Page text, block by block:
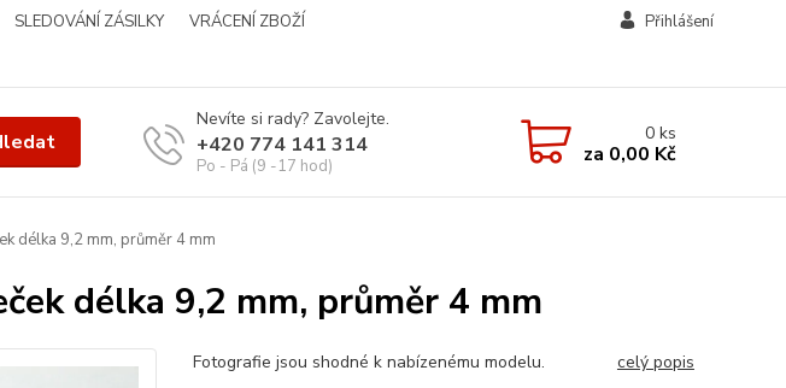
SLEDOVÁNÍ ZÁSILKY
VRÁCENÍ ZBOŽÍ
Přihlášení
Nevíte si rady? Zavolejte.
+420 774 141 314
Po - Pá (9 -17 hod)
0ks
za 0,00 Kč
délka 9,2 mm, průměr 4 mm
délka 9,2 mm, průměr 4 mm
Fotografie jsou shodné k nabízenému modelu. celý popis